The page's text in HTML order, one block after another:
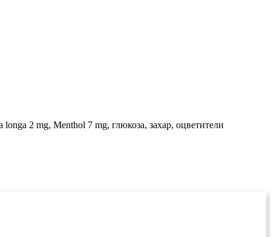
2 mg, Menthol 7 mg, глюкоза, захар, оцветители